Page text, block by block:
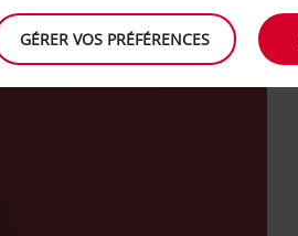
GÉRER VOS PRÉFÉRENCES